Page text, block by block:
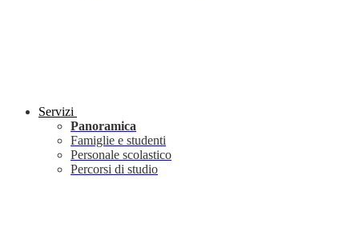
Servizi
Panoramica
Famiglie e studenti
Personale scolastico
Percorsi di studio